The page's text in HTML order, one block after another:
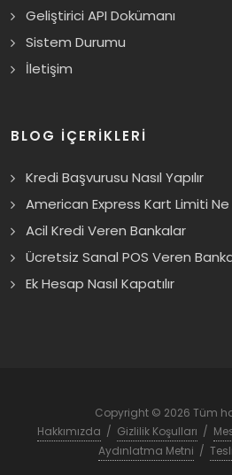
Geliştirici API Dokümanı
Sistem Durumu
İletişim
BLOG İÇERİKLERİ
Kredi Başvurusu Nasıl Yapılır
American Express Kart Limiti
Acil Kredi Veren Bankalar
Ücretsiz Sanal POS Veren
Ek Hesap Nasıl Kapatılır
Copyright © 2026 Tüm
Hakkımızda / Gizlilik Koşulları /
Aydınlatma Metni /